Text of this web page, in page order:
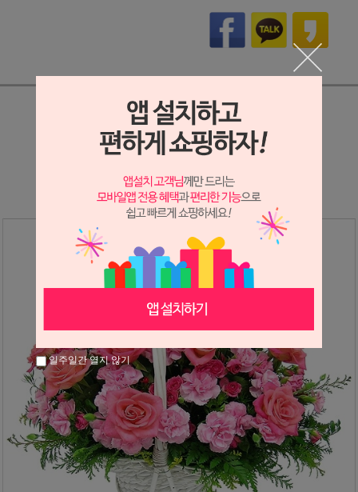
상세정보 새창 열기
상세 정보를 확대해 보실 수 있습니다.
일주일간 열지 않기